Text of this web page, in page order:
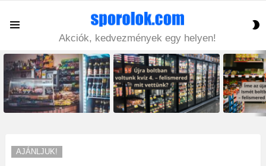
Akciók, kedvezmények egy helyen!
LATEST
STORIES
AJÁNLJUK!